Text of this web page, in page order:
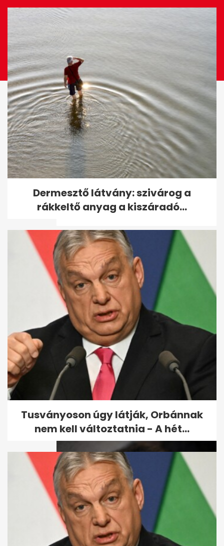
Kutyás kvíz: már a harmadik
kérdésnél sokan elbukhatnak,
neked...
Ettől a kvíztől kutyául fogod
érezni magad - már ha sikerül
Dermesztő látvány: szivárog a
rákkeltő anyag a kiszáradó...
Tusványoson úgy látják, Orbánnak
nem kell változtatnia - A hét...